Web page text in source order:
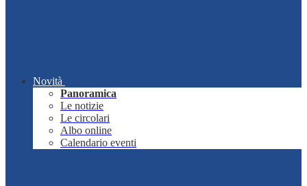
Novità
Panoramica
Le notizie
Le circolari
Albo online
Calendario eventi